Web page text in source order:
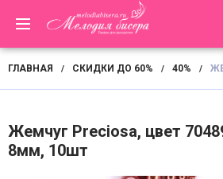
ГЛАВНАЯ / СКИДКИ ДО 60% / 40% /
Жемчуг Preciosa, цвет
8мм, 10шт